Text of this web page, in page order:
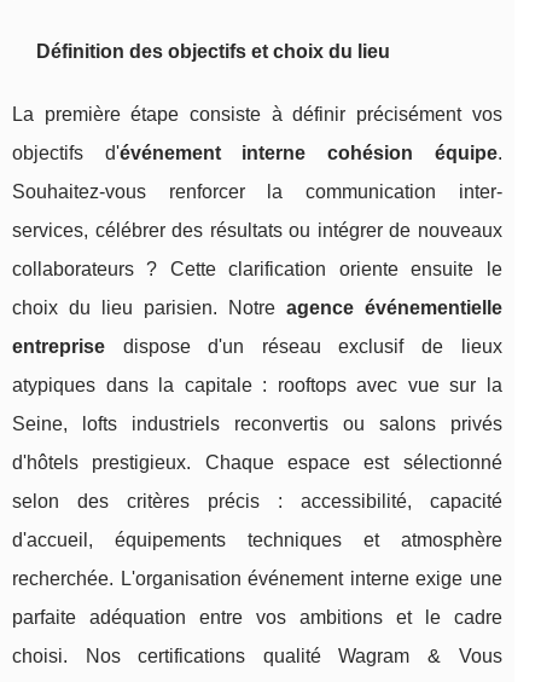
Définition des objectifs et choix du lieu
La première étape consiste à définir précisément vos
objectifs d'événement interne cohésion équipe.
Souhaitez-vous renforcer la communication inter-
services, célébrer des résultats ou intégrer de nouveaux
collaborateurs ? Cette clarification oriente ensuite le
choix du lieu parisien. Notre agence événementielle
entreprise dispose d'un réseau exclusif de lieux
atypiques dans la capitale : rooftops avec vue sur la
Seine, lofts industriels reconvertis ou salons privés
d'hôtels prestigieux. Chaque espace est sélectionné
selon des critères précis : accessibilité, capacité
d'accueil, équipements techniques et atmosphère
recherchée. L'organisation événement interne exige une
parfaite adéquation entre vos ambitions et le cadre
choisi. Nos certifications qualité Wagram & Vous